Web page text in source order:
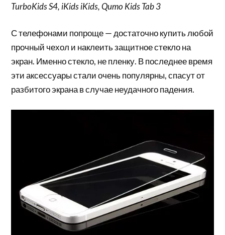
TurboKids S4, iKids iKids, Qumo Kids Tab 3
С телефонами попроще — достаточно купить любой
прочный чехол и наклеить защитное стекло на
экран. Именно стекло, не пленку. В последнее время
эти аксессуары стали очень популярны, спасут от
разбитого экрана в случае неудачного падения.